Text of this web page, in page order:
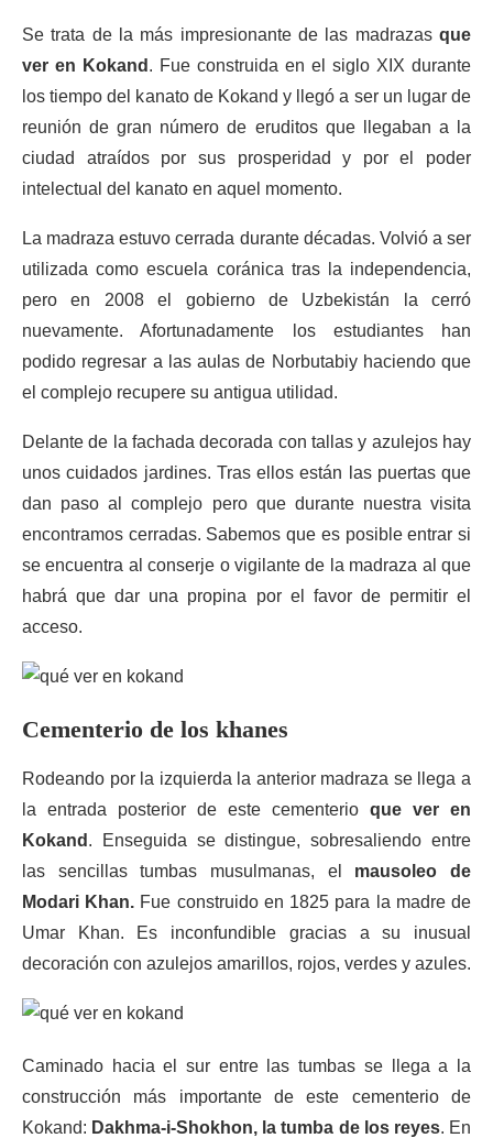
Se trata de la más impresionante de las madrazas que
ver en Kokand . Fue construida en el siglo XIX durante
los tiempo del kanato de Kokand y llegó a ser un lugar de
reunión de gran número de eruditos que llegaban a la
ciudad atraídos por sus prosperidad y por el poder
intelectual del kanato en aquel momento.
La madraza estuvo cerrada durante décadas. Volvió a ser
utilizada como escuela coránica tras la independencia,
pero en 2008 el gobierno de Uzbekistán la cerró
nuevamente. Afortunadamente los estudiantes han
podido regresar a las aulas de Norbutabiy haciendo que
el complejo recupere su antigua utilidad.
Delante de la fachada decorada con tallas y azulejos hay
unos cuidados jardines. Tras ellos están las puertas que
dan paso al complejo pero que durante nuestra visita
encontramos cerradas. Sabemos que es posible entrar si
se encuentra al conserje o vigilante de la madraza al que
habrá que dar una propina por el favor de permitir el
acceso.
Cementerio de los khanes
Rodeando por la izquierda la anterior madraza se llega a
la entrada posterior de este cementerio que ver en
Kokand . Enseguida se distingue, sobresaliendo entre
las sencillas tumbas musulmanas, el mausoleo de
Modari Khan. Fue construido en 1825 para la madre de
Umar Khan. Es inconfundible gracias a su inusual
decoración con azulejos amarillos, rojos, verdes y azules.
Caminado hacia el sur entre las tumbas se llega a la
construcción más importante de este cementerio de
Kokand: Dakhma-i-Shokhon, la tumba de los reyes. En